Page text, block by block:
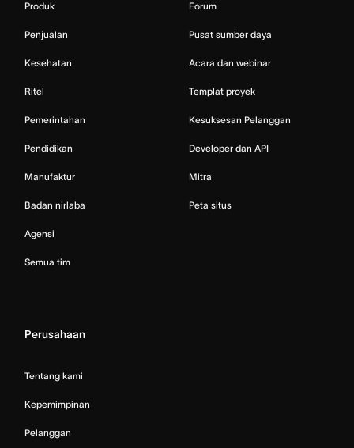
Produk
Penjualan
Kesehatan
Ritel
Pemerintahan
Pendidikan
Manufaktur
Badan nirlaba
Agensi
Semua tim
Forum
Pusat sumber daya
Acara dan webinar
Templat proyek
Kesuksesan Pelanggan
Developer dan API
Mitra
Peta situs
Perusahaan
Tentang kami
Kepemimpinan
Pelanggan